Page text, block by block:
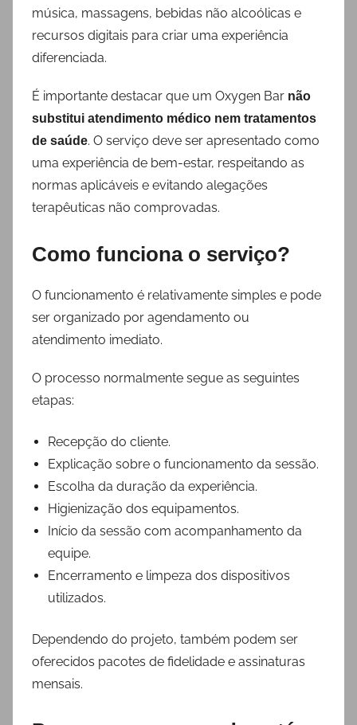
música, massagens, bebidas não alcoólicas e
recursos digitais para criar uma experiência
diferenciada.
É importante destacar que um Oxygen Bar não
substitui atendimento médico nem tratamentos
de saúde. O serviço deve ser apresentado como
uma experiência de bem-estar, respeitando as
normas aplicáveis e evitando alegações
terapêuticas não comprovadas.
Como funciona o serviço?
O funcionamento é relativamente simples e pode
ser organizado por agendamento ou
atendimento imediato.
O processo normalmente segue as seguintes
etapas:
Recepção do cliente.
Explicação sobre o funcionamento da sessão.
Escolha da duração da experiência.
Higienização dos equipamentos.
Início da sessão com acompanhamento da
equipe.
Encerramento e limpeza dos dispositivos
utilizados.
Dependendo do projeto, também podem ser
oferecidos pacotes de fidelidade e assinaturas
mensais.